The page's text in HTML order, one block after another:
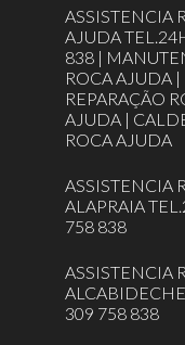
ASSISTENCIA
AJUDA
838 |
ROCA AJUDA |
REPARAÇÃO
AJUDA |
ROCA AJUDA
ASSISTENCIA
ALAPRAIA
758 838
ASSISTENCIA
309 758 838